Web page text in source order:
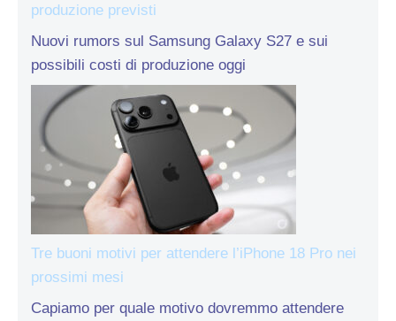
produzione previsti
Nuovi rumors sul Samsung Galaxy S27 e sui
possibili costi di produzione oggi
Tre buoni motivi per attendere l’iPhone 18 Pro nei
prossimi mesi
Capiamo per quale motivo dovremmo attendere